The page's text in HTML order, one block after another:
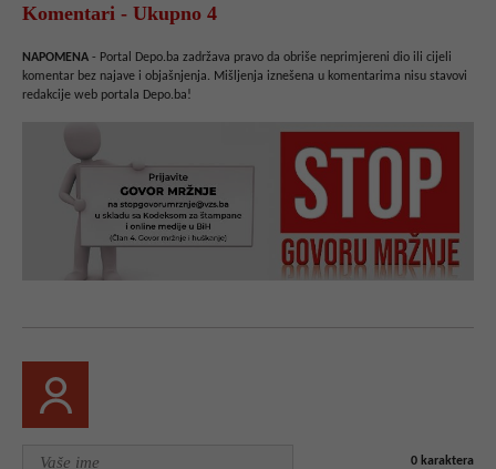
Komentari - Ukupno 4
NAPOMENA - Portal Depo.ba zadržava pravo da obriše neprimjereni dio ili cijeli
komentar bez najave i objašnjenja. Mišljenja iznešena u komentarima nisu stavovi
redakcije web portala Depo.ba!
0 karaktera